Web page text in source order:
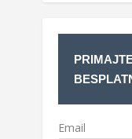
Email